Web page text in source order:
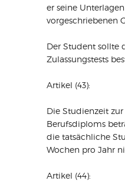
er seine
vorgeschriebenen
Der Student sollte
Zulassungstests
Artikel (43):
Die Studienzeit
Berufsdiploms
die tatsächliche
Wochen pro Jahr
Artikel (44):